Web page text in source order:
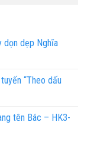
dọn dẹp Nghĩa
“Theo dấu
tên Bác – HK3-